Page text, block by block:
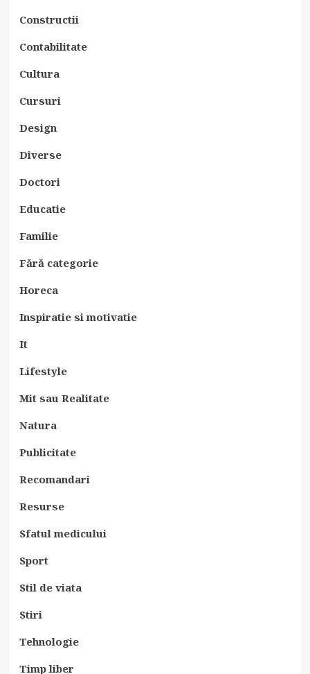
Constructii
Contabilitate
Cultura
Cursuri
Design
Diverse
Doctori
Educatie
Familie
Fără categorie
Horeca
Inspiratie si motivatie
It
Lifestyle
Mit sau Realitate
Natura
Publicitate
Recomandari
Resurse
Sfatul medicului
Sport
Stil de viata
Stiri
Tehnologie
Timp liber